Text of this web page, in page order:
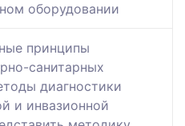
оборудовании
принципы
санитарных
диагностики
и инвазионной